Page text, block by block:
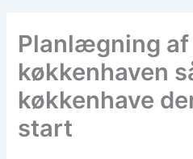
Planlægning af
køkkenhaven
køkkenhave
start